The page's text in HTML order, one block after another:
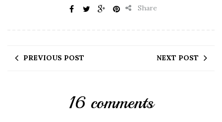
Share
PREVIOUS POST NEXT POST
16 comments